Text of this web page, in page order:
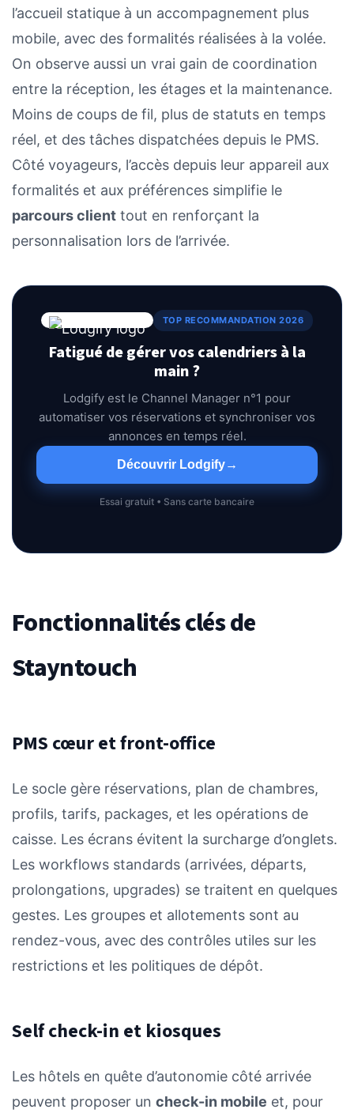
l’accueil statique à un accompagnement plus
mobile, avec des formalités réalisées à la volée.
On observe aussi un vrai gain de coordination
entre la réception, les étages et la maintenance.
Moins de coups de fil, plus de statuts en temps
réel, et des tâches dispatchées depuis le PMS.
Côté voyageurs, l’accès depuis leur appareil aux
formalités et aux préférences simplifie le
parcours client tout en renforçant la
personnalisation lors de l’arrivée.
TOP RECOMMANDATION 2026
Fatigué de gérer vos calendriers à la
main ?
Lodgify est le Channel Manager n°1 pour
automatiser vos réservations et synchroniser vos
annonces en temps réel.
Découvrir Lodgify→
Essai gratuit • Sans carte bancaire
Fonctionnalités clés de
Stayntouch
PMS cœur et front-office
Le socle gère réservations, plan de chambres,
profils, tarifs, packages, et les opérations de
caisse. Les écrans évitent la surcharge d’onglets.
Les workflows standards (arrivées, départs,
prolongations, upgrades) se traitent en quelques
gestes. Les groupes et allotements sont au
rendez-vous, avec des contrôles utiles sur les
restrictions et les politiques de dépôt.
Self check-in et kiosques
Les hôtels en quête d’autonomie côté arrivée
peuvent proposer un check-in mobile et, pour